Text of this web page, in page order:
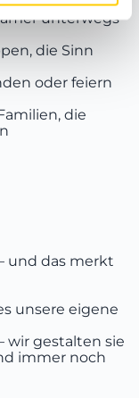
unterwegs
die Sinn
oder feiern
die
und das merkt
unsere eigene
wir gestalten sie
immer noch